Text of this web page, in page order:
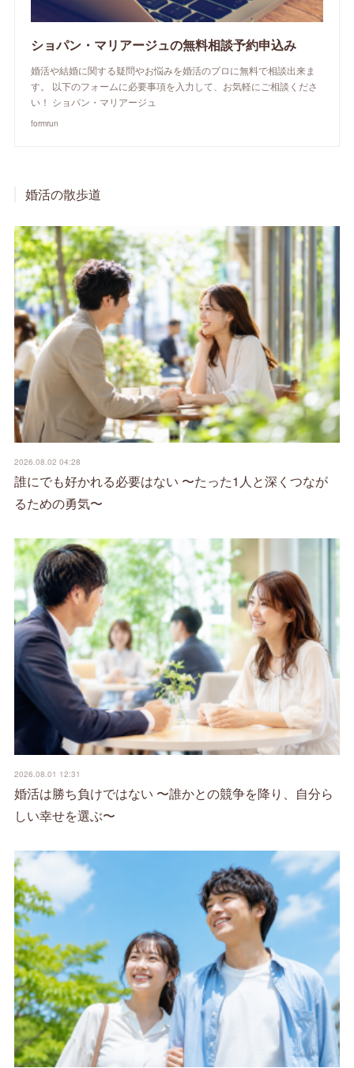
ショパン・マリアージュの無料相談予約申込み
婚活や結婚に関する疑問やお悩みを婚活のプロに無料で相談出来ま
す。 以下のフォームに必要事項を入力して、お気軽にご相談くださ
い！ ショパン・マリアージュ
formrun
婚活の散歩道
2026.08.02 04:28
誰にでも好かれる必要はない 〜たった1人と深くつなが
るための勇気〜
2026.08.01 12:31
婚活は勝ち負けではない 〜誰かとの競争を降り、自分ら
しい幸せを選ぶ〜